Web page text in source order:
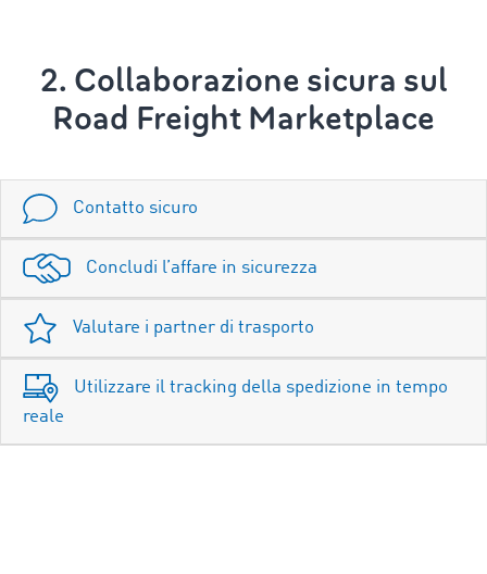
2. Collaborazione sicura sul
Road Freight Marketplace
Contatto sicuro
Concludi l’affare in sicurezza
Valutare i partner di trasporto
Utilizzare il tracking della spedizione in tempo
reale